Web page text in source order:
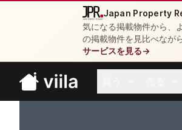
Japan Property
気になる掲載物件から、
の掲載物件を見比べなが
サービスを見る→